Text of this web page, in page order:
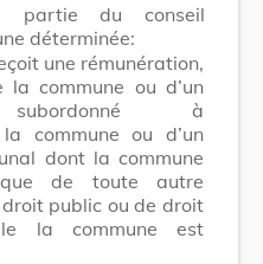
partie du conseil
déterminée:
une rémunération,
commune ou d’un
subordonné à
commune ou d’un
dont la commune
de toute autre
public ou de droit
la commune est